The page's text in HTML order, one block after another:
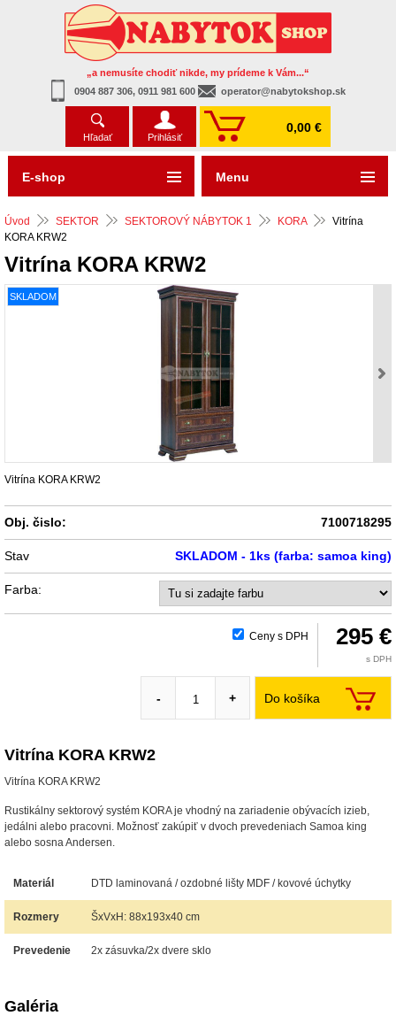
„a nemusíte chodiť nikde, my prídeme k Vám...“
0904 887 306, 0911 981 600
operator@nabytokshop.sk
Hľadať Prihlásiť
0,00 €
Úvod SEKTOR SEKTOROVÝ NÁBYTOK 1 KORA
Vitrína
KORA KRW2
Vitrína KORA KRW2
SKLADOM
Vitrína KORA KRW2
Obj. čislo: 7100718295
Stav SKLADOM - 1ks (farba: samoa king)
Farba:
Ceny s DPH 295 €
s DPH
Do košíka
- +
Vitrína KORA KRW2
Vitrína KORA KRW2
Rustikálny sektorový systém KORA je vhodný na zariadenie obývacích izieb,
jedálni alebo pracovni. Možnosť zakúpiť v dvoch prevedeniach Samoa king
alebo sosna Andersen.
Materiál DTD laminovaná / ozdobné lišty MDF / kovové úchytky
Rozmery ŠxVxH: 88x193x40 cm
Prevedenie 2x zásuvka/2x dvere sklo
Galéria
E-shop Menu